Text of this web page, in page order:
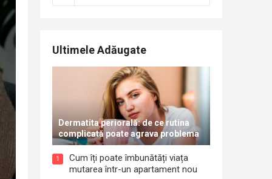
Ultimele Adăugate
Dermatita periorală: de ce rutina
complicată poate agrava problema
1
Cum îți poate îmbunătăți viața
mutarea într-un apartament nou